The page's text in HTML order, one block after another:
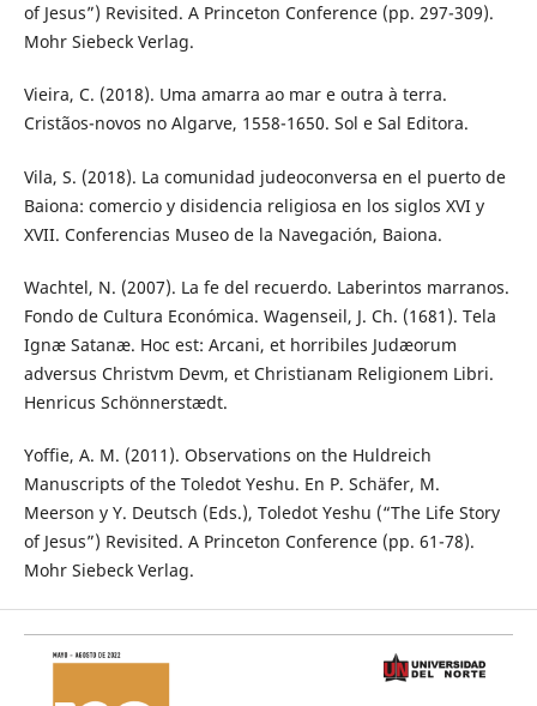
of Jesus”) Revisited. A Princeton Conference (pp. 297-309).
Mohr Siebeck Verlag.
Vieira, C. (2018). Uma amarra ao mar e outra à terra.
Cristãos-novos no Algarve, 1558-1650. Sol e Sal Editora.
Vila, S. (2018). La comunidad judeoconversa en el puerto de
Baiona: comercio y disidencia religiosa en los siglos XVI y
XVII. Conferencias Museo de la Navegación, Baiona.
Wachtel, N. (2007). La fe del recuerdo. Laberintos marranos.
Fondo de Cultura Económica. Wagenseil, J. Ch. (1681). Tela
Ignæ Satanæ. Hoc est: Arcani, et horribiles Judæorum
adversus Christvm Devm, et Christianam Religionem Libri.
Henricus Schönnerstædt.
Yoffie, A. M. (2011). Observations on the Huldreich
Manuscripts of the Toledot Yeshu. En P. Schäfer, M.
Meerson y Y. Deutsch (Eds.), Toledot Yeshu (“The Life Story
of Jesus”) Revisited. A Princeton Conference (pp. 61-78).
Mohr Siebeck Verlag.